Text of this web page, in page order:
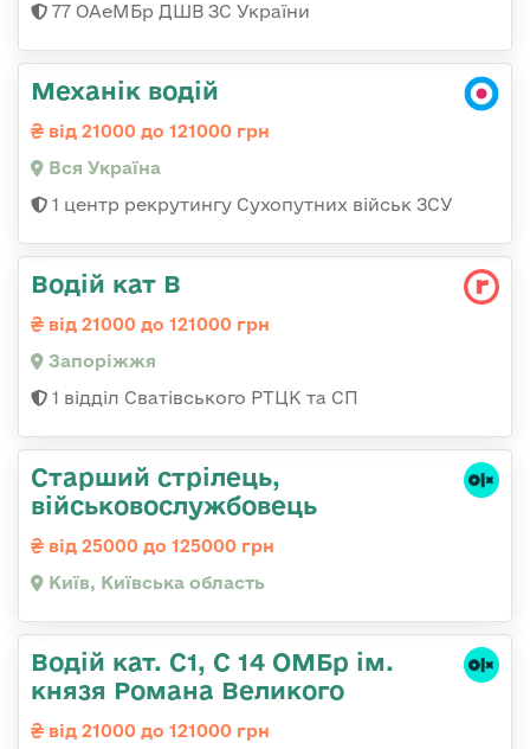
77 ОАеМБр ДШВ ЗС України
Механік водій
від 21000 до 121000 грн
Вся Україна
1 центр рекрутингу Сухопутних військ ЗСУ
Водій кат В
від 21000 до 121000 грн
Запоріжжя
1 відділ Сватівського РТЦК та СП
Старший стрілець,
військовослужбовець
від 25000 до 125000 грн
Київ, Київська область
Водій кат. С1, С 14 ОМБр ім.
князя Романа Великого
від 21000 до 121000 грн